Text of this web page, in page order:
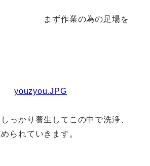
の為の足場を
生してこの中で洗浄、
られていきます。